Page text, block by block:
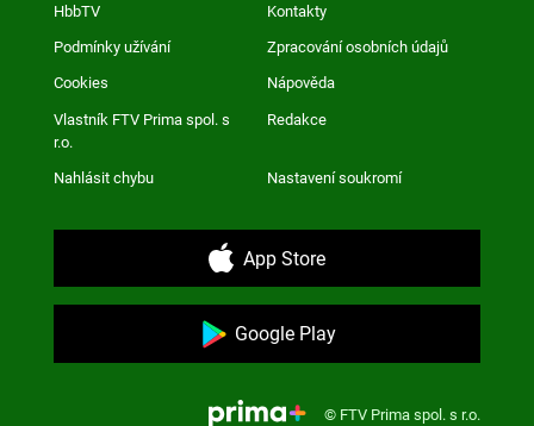
HbbTV Kontakty
Podmínky užívání Zpracování osobních údajů
Cookies Nápověda
Vlastník FTV Prima spol. s
r.o.
Redakce
Nahlásit chybu Nastavení soukromí
App Store
Google Play
© FTV Prima spol. s r.o.